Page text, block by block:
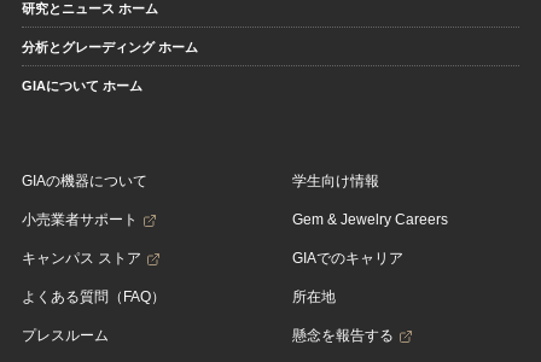
研究とニュース ホーム
分析とグレーディング ホーム
GIAについて ホーム
GIAの機器について
小売業者サポート
キャンパス ストア
よくある質問（FAQ）
プレスルーム
学生向け情報
Gem & Jewelry Careers
GIAでのキャリア
所在地
懸念を報告する